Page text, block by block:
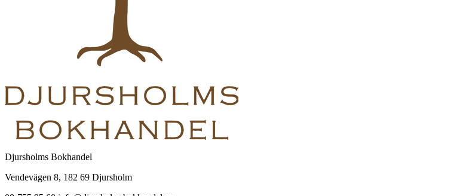
Djursholms Bokhandel
Vendevägen 8, 182 69 Djursholm